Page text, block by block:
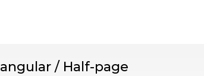
/ Half-page